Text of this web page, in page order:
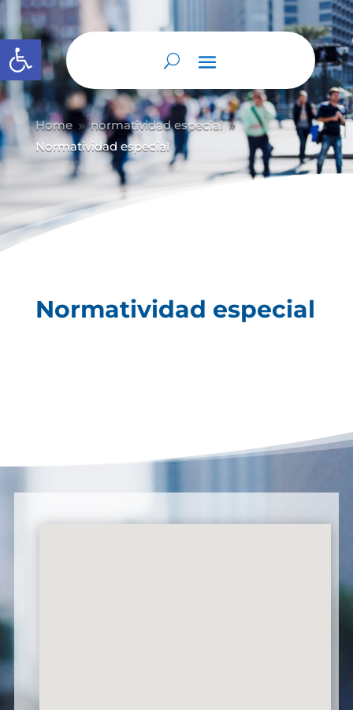
Abrir barra de herramientas
Home 9 normatividad especial 9
Normatividad especial
Normatividad especial